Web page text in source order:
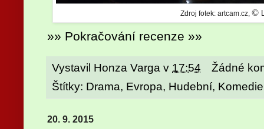
Zdroj fotek: artcam.cz, ©
»» Pokračování recenze »»
Vystavil Honza Varga v 17:54
Žádné
Štítky: Drama, Evropa, Hudební, Komedie
20. 9. 2015